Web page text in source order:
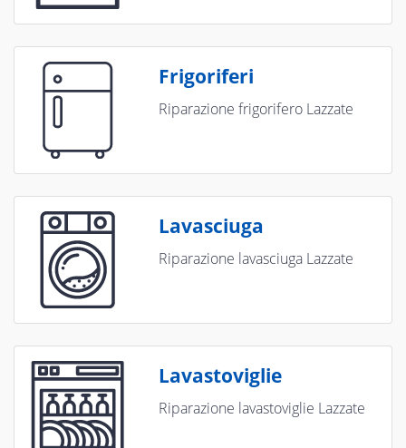
Frigoriferi
Riparazione frigorifero Lazzate
Lavasciuga
Riparazione lavasciuga Lazzate
Lavastoviglie
Riparazione lavastoviglie Lazzate